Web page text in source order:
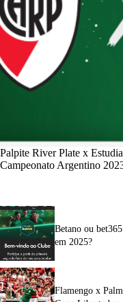
Palpite River Plate x
Campeonato Argentino
Betano ou
em 2025?
Flamengo x